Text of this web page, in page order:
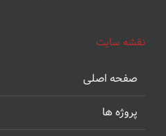
نقشه سایت
صفحه اصلی
پروژه ها